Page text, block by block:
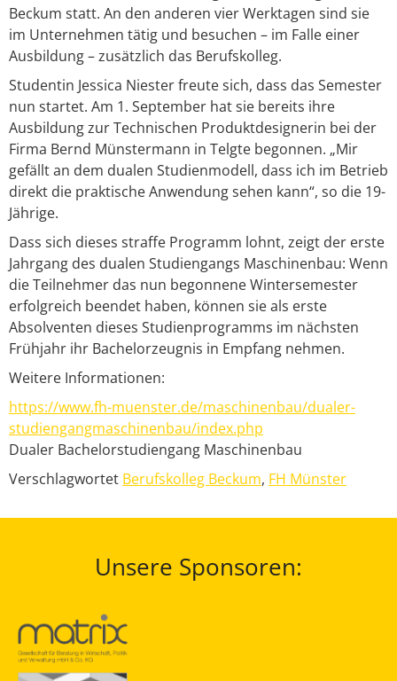
Beckum statt. An den anderen vier Werktagen sind sie
im Unternehmen tätig und besuchen – im Falle einer
Ausbildung – zusätzlich das Berufskolleg.
Studentin Jessica Niester freute sich, dass das Semester
nun startet. Am 1. September hat sie bereits ihre
Ausbildung zur Technischen Produktdesignerin bei der
Firma Bernd Münstermann in Telgte begonnen. „Mir
gefällt an dem dualen Studienmodell, dass ich im Betrieb
direkt die praktische Anwendung sehen kann“, so die 19-
Jährige.
Dass sich dieses straffe Programm lohnt, zeigt der erste
Jahrgang des dualen Studiengangs Maschinenbau: Wenn
die Teilnehmer das nun begonnene Wintersemester
erfolgreich beendet haben, können sie als erste
Absolventen dieses Studienprogramms im nächsten
Frühjahr ihr Bachelorzeugnis in Empfang nehmen.
Weitere Informationen:
https://www.fh-muenster.de/maschinenbau/dualer-
studiengangmaschinenbau/index.php
Dualer Bachelorstudiengang Maschinenbau
Verschlagwortet Berufskolleg Beckum, FH Münster
Unsere Sponsoren: